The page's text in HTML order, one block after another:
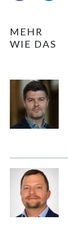
MEHR
WIE DAS